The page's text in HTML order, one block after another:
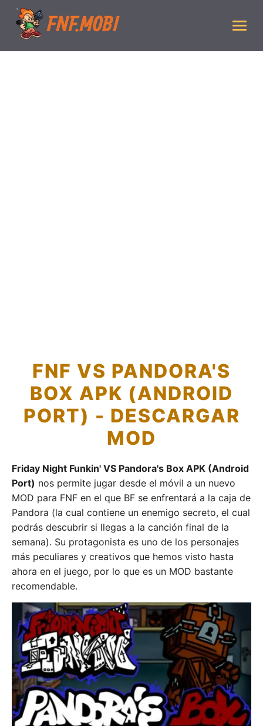
FNF VS PANDORA'S
BOX APK (ANDROID
PORT) - DESCARGAR
MOD
Friday Night Funkin' VS Pandora's Box APK (Android
Port) nos permite jugar desde el móvil a un nuevo
MOD para FNF en el que BF se enfrentará a la caja de
Pandora (la cual contiene un enemigo secreto, el cual
podrás descubrir si llegas a la canción final de la
semana). Su protagonista es uno de los personajes
más peculiares y creativos que hemos visto hasta
ahora en el juego, por lo que es un MOD bastante
recomendable.